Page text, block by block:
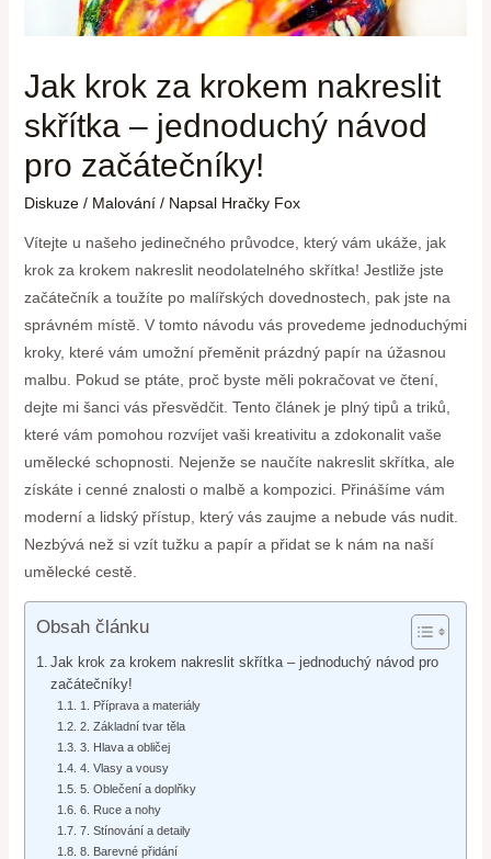
Jak krok za krokem nakreslit
skřítka – jednoduchý návod
pro začátečníky!
Diskuze / Malování/ Napsal Hračky Fox
Vítejte u našeho jedinečného průvodce, který vám ukáže, jak
krok za krokem nakreslit neodolatelného skřítka! Jestliže jste
začátečník a toužíte po malířských dovednostech, pak jste na
správném místě. V tomto návodu vás provedeme jednoduchými
kroky, které vám umožní přeměnit prázdný papír na úžasnou
malbu. Pokud se ptáte, proč byste měli pokračovat ve čtení,
dejte mi šanci vás přesvědčit. Tento článek je plný tipů a triků,
které vám pomohou rozvíjet vaši kreativitu a zdokonalit vaše
umělecké schopnosti. Nejenže se naučíte nakreslit skřítka, ale
získáte i cenné znalosti o malbě a kompozici. Přinášíme vám
moderní a lidský přístup, který vás zaujme a nebude vás nudit.
Nezbývá než si vzít tužku a papír a přidat se k nám na naší
umělecké cestě.
Obsah článku
Jak krok za krokem nakreslit skřítka – jednoduchý návod pro
začátečníky!
1. Příprava a materiály
2. Základní tvar těla
3. Hlava a obličej
4. Vlasy a vousy
5. Oblečení a doplňky
6. Ruce a nohy
7. Stínování a detaily
8. Barevné přidání